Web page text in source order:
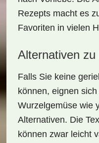
Rezepts macht es
Favoriten in vielen
Alternativen
Falls Sie keine
können, eignen
Wurzelgemüse wie
Alternativen. Die
können zwar leicht